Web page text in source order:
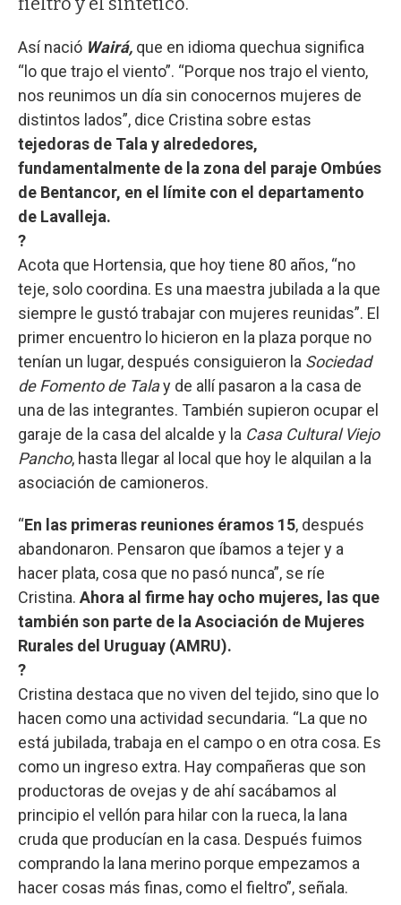
Así nació Wairá, que en idioma quechua significa
“lo que trajo el viento”. “Porque nos trajo el viento,
nos reunimos un día sin conocernos mujeres de
distintos lados”, dice Cristina sobre estas
tejedoras de Tala y alrededores,
fundamentalmente de la zona del paraje Ombúes
de Bentancor, en el límite con el departamento
de Lavalleja.
?
Acota que Hortensia, que hoy tiene 80 años, “no
teje, solo coordina. Es una maestra jubilada a la que
siempre le gustó trabajar con mujeres reunidas”. El
primer encuentro lo hicieron en la plaza porque no
tenían un lugar, después consiguieron la Sociedad
de Fomento de Talay de allí pasaron a la casa de
una de las integrantes. También supieron ocupar el
garaje de la casa del alcalde y la Casa Cultural Viejo
Pancho, hasta llegar al local que hoy le alquilan a la
asociación de camioneros.
“En las primeras reuniones éramos 15, después
abandonaron. Pensaron que íbamos a tejer y a
hacer plata, cosa que no pasó nunca”, se ríe
Cristina. Ahora al firme hay ocho mujeres, las que
también son parte de la Asociación de Mujeres
Rurales del Uruguay (AMRU).
?
Cristina destaca que no viven del tejido, sino que lo
hacen como una actividad secundaria. “La que no
está jubilada, trabaja en el campo o en otra cosa. Es
como un ingreso extra. Hay compañeras que son
productoras de ovejas y de ahí sacábamos al
principio el vellón para hilar con la rueca, la lana
cruda que producían en la casa. Después fuimos
comprando la lana merino porque empezamos a
hacer cosas más finas, como el fieltro”, señala.